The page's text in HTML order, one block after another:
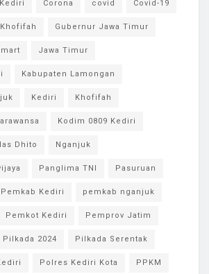
Corona covid Covid-19
Gubernur Jawa Timur
Jawa Timur
Kabupaten Lamongan
Kediri Khofifah
Kodim 0809 Kediri
Dhito Nganjuk
Panglima TNI Pasuruan
Pemkab Kediri pemkab nganjuk
Pemkot Kediri Pemprov Jatim
Pilkada 2024 Pilkada Serentak
Polres Kediri Kota PPKM